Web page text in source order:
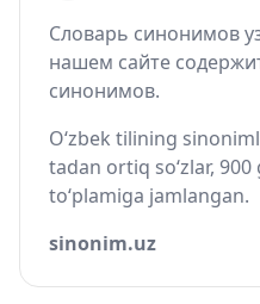
Словарь синонимов
нашем сайте
синонимов.
O‘zbek tilining
tadan ortiq so‘zlar,
to‘plamiga jamlangan.
sinonim.uz